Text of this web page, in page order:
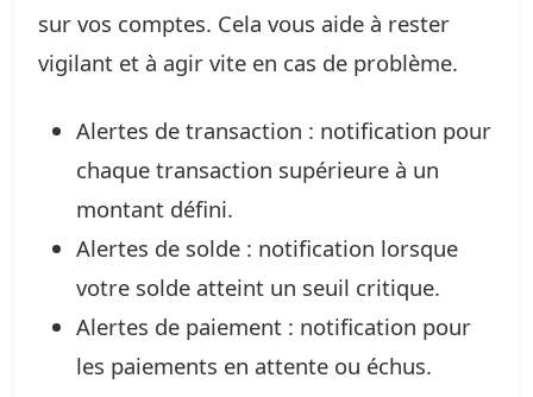
sur vos comptes. Cela vous aide à rester
vigilant et à agir vite en cas de problème.
Alertes de transaction : notification pour
chaque transaction supérieure à un
montant défini.
Alertes de solde : notification lorsque
votre solde atteint un seuil critique.
Alertes de paiement : notification pour
les paiements en attente ou échus.